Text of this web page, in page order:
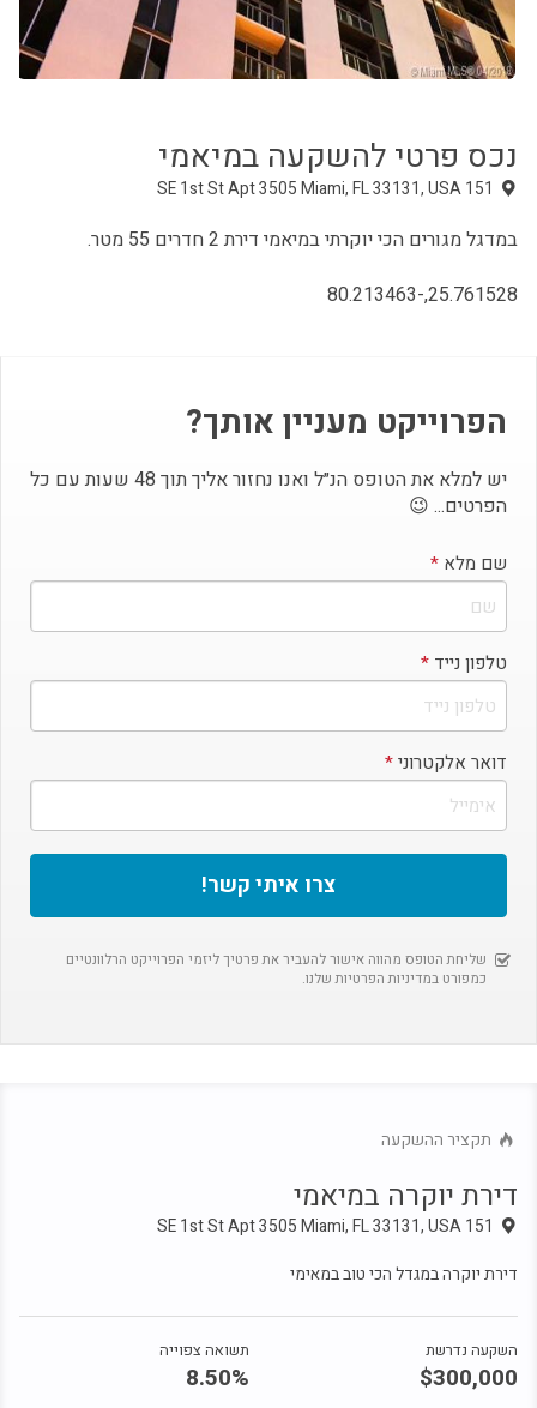
נכס פרטי להשקעה ב מיאמי
​במדגל מגורים הכי יוקרתי במיאמי דירת 2 חדרים 55 מטר.
25.761528,-80.213463הפרוייקט מעניין אותך?
יש למלא את הטופס הנ״ל ואנו נחזור אליך תוך 48 שעות עם כל
הפרטים... 😉
שם מלא *
טלפון נייד *
דואר אלקטרוני*
צרו איתי קשר!
דירת יוקרה במיאמי
$300,000
8.50%